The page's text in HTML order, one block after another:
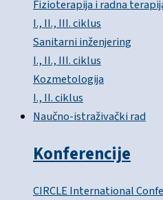
Fizioterapija i radna
I., II., III. ciklus
Sanitarni inženjering
I., II., III. ciklus
Kozmetologija
I., II. ciklus
Naučno-istraživački rad
Konferencije
CIRCLE International